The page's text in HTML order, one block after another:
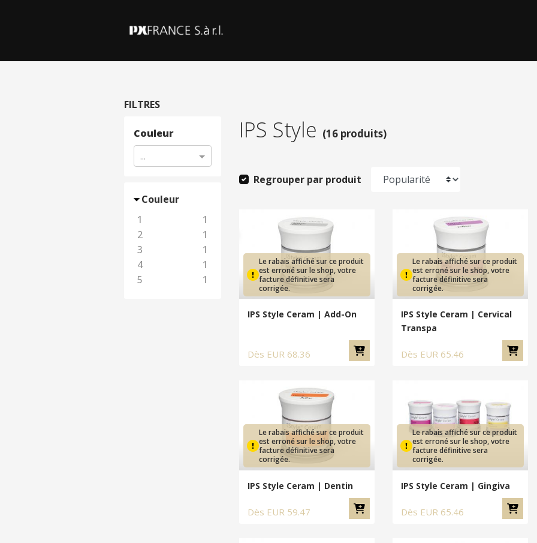
FILTRES
Couleur
...
Couleur
1
1
2
1
3
1
4
1
5
1
IPS Style (16 produits)
Regrouper par produit
Le rabais affiché sur ce produit
est erroné sur le shop, votre
facture définitive sera
corrigée.
IPS Style Ceram | Add-On
Dès EUR 68.36
Le rabais affiché sur ce produit
est erroné sur le shop, votre
facture définitive sera
corrigée.
IPS Style Ceram | Cervical
Transpa
Dès EUR 65.46
Le rabais affiché sur ce produit
est erroné sur le shop, votre
facture définitive sera
corrigée.
IPS Style Ceram | Dentin
Dès EUR 59.47
Le rabais affiché sur ce produit
est erroné sur le shop, votre
facture définitive sera
corrigée.
IPS Style Ceram | Gingiva
Dès EUR 65.46